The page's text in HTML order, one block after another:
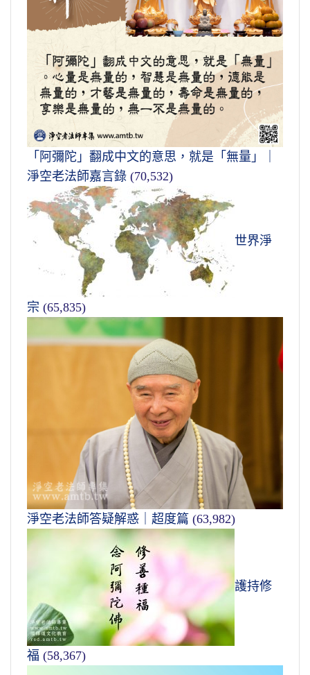
「阿彌陀」翻成中文的意思，就是「無量」｜
淨空老法師嘉言錄 (70,532)
世界淨
宗 (65,835)
淨空老法師答疑解惑｜超度篇 (63,982)
護持修
福 (58,367)